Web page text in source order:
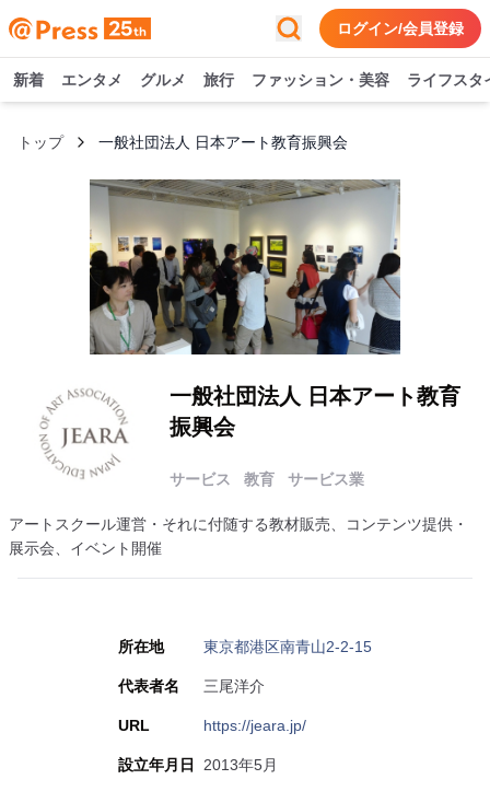
ログイン/会員登録
新着 エンタメ グルメ 旅行 ファッション・美容 ライフスタ
トップ 一般社団法人 日本アート教育振興会
一般社団法人 日本アート教育
振興会
サービス 教育 サービス業
アートスクール運営・それに付随する教材販売、コンテンツ提供・
展示会、イベント開催
所在地 東京都港区南青山2-2-15
代表者名 三尾洋介
URL https://jeara.jp/
設立年月日 2013年5月